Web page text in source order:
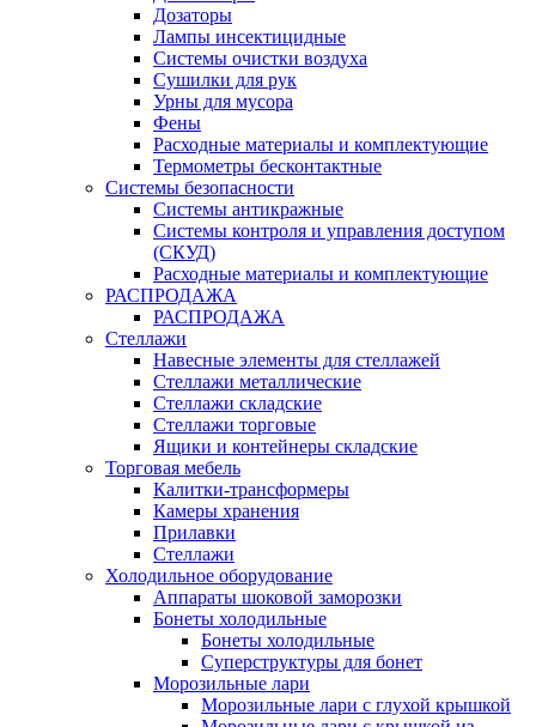
Дозаторы
Лампы инсектицидные
Системы очистки воздуха
Сушилки для рук
Урны для мусора
Фены
Расходные материалы и комплектующие
Термометры бесконтактные
Системы безопасности
Системы антикражные
Системы контроля и управления доступом
(СКУД)
Расходные материалы и комплектующие
РАСПРОДАЖА
РАСПРОДАЖА
Стеллажи
Навесные элементы для стеллажей
Стеллажи металлические
Стеллажи складские
Стеллажи торговые
Ящики и контейнеры складские
Торговая мебель
Калитки-трансформеры
Камеры хранения
Прилавки
Стеллажи
Холодильное оборудование
Аппараты шоковой заморозки
Бонеты холодильные
Бонеты холодильные
Суперструктуры для бонет
Морозильные лари
Морозильные лари с глухой крышкой